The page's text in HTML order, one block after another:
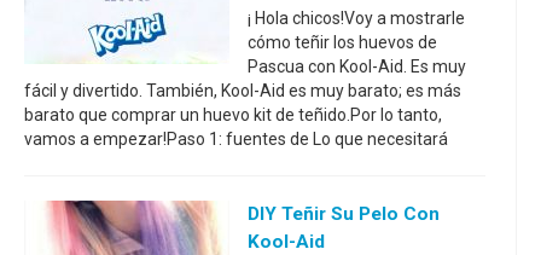
¡ Hola chicos!Voy a mostrarle
cómo teñir los huevos de
Pascua con Kool-Aid. Es muy
fácil y divertido. También, Kool-Aid es muy barato; es más
barato que comprar un huevo kit de teñido.Por lo tanto,
vamos a empezar!Paso 1: fuentes de Lo que necesitará
DIY Teñir Su Pelo Con
Kool-Aid